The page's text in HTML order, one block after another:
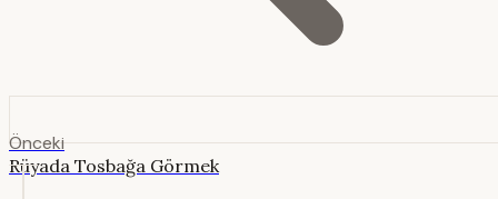
Önceki
Rüyada Tosbağa Görmek